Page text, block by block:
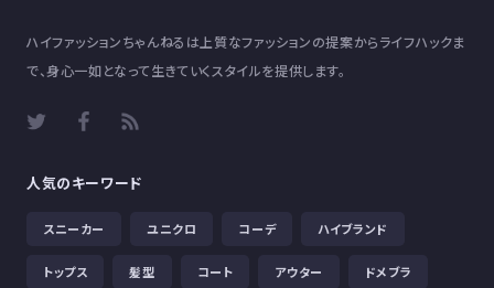
ハイファッションちゃんねるは上質なファッションの提案からライフハックま
で、身心一如となって生きていくスタイルを提供します。
人気のキーワード
スニーカー ユニクロ コーデ ハイブランド
トップス 髪型 コート アウター ドメブラ